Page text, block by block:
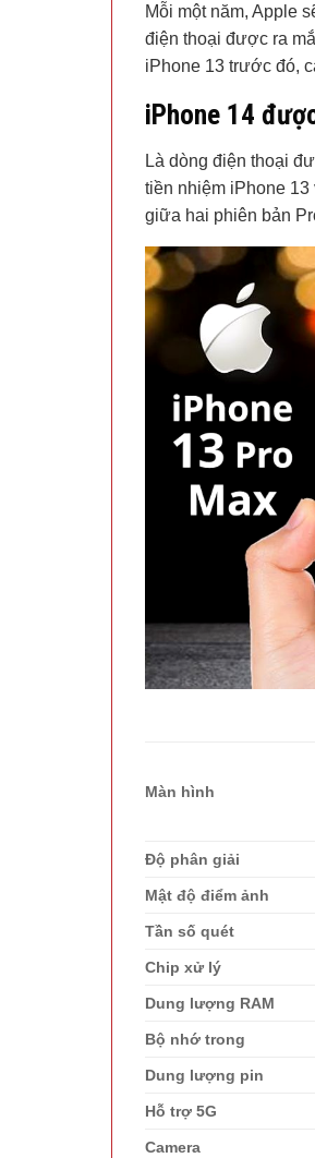
Mỗi một năm, Apple
điện thoại được ra
iPhone 13 trước đó,
iPhone 14
Là dòng điện thoại
tiền nhiệm iPhone
giữa hai phiên bản
Màn hình
Độ phân giải
Mật độ điểm ảnh
Tần số quét
Chip xử lý
Dung lượng RAM
Bộ nhớ trong
Dung lượng pin
Hỗ trợ 5G
Camera